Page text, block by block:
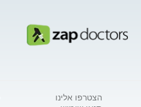
הצטרפו אלינו